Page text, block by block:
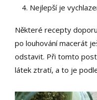
Nejlepší je
Některé recepty
po louhování macerát
odstavit. Při tomto
látek ztratí, a to je